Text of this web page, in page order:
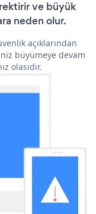
ve büyük
neden olur.
açıklarından
büyümeye devam
olasıdır.